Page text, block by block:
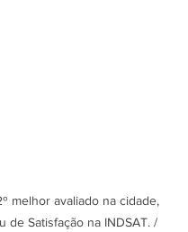
melhor avaliado na cidade,
de Satisfação na INDSAT. /